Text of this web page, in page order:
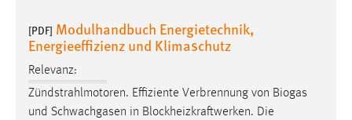
[PDF] Modulhandbuch Energietechnik,
Energieeffizienz und Klimaschutz
Relevanz:
Zündstrahlmotoren. Effiziente Verbrennung von Biogas
und Schwachgasen in Blockheizkraftwerken. Die